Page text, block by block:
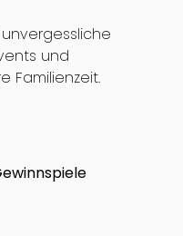
und
Familienzeit.